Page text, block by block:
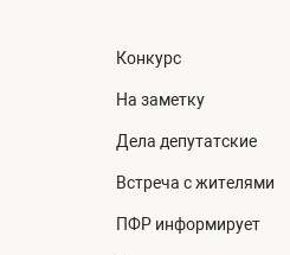
Конкурс
На заметку
Дела депутатские
Встреча с жителями
ПФР информирует